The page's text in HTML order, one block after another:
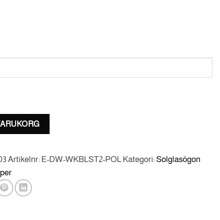
Artikelnr: E-DW-WKBLST2-POL Kategori:Solglasögon